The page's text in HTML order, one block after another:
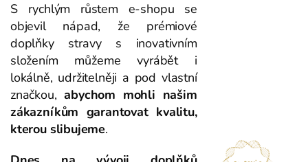
S rychlým růstem e-shopu se
objevil nápad, že prémiové
doplňky stravy s inovativním
složením můžeme vyrábět i
lokálně, udržitelněji a pod vlastní
značkou,abychom mohli našim
zákazníkům garantovat kvalitu,
kterou slibujeme.